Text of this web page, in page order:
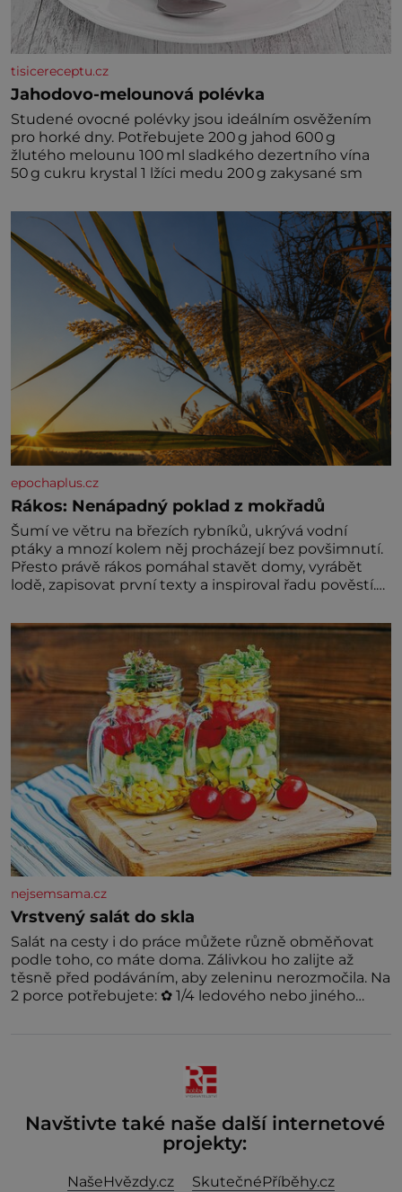
tisicereceptu.cz
Jahodovo-melounová polévka
Studené ovocné polévky jsou ideálním osvěžením
pro horké dny. Potřebujete 200 g jahod 600 g
žlutého melounu 100 ml sladkého dezertního vína
50 g cukru krystal 1 lžíci medu 200 g zakysané sm
epochaplus.cz
Rákos: Nenápadný poklad z mokřadů
Šumí ve větru na březích rybníků, ukrývá vodní
ptáky a mnozí kolem něj procházejí bez povšimnutí.
Přesto právě rákos pomáhal stavět domy, vyrábět
lodě, zapisovat první texty a inspiroval řadu pověstí.
už tisíce let. Většina lidí vnímá rákos jen jako
obyčejnou kulisu letního koupání. Stačí se však
podívat
nejsemsama.cz
Vrstvený salát do skla
Salát na cesty i do práce můžete různě obměňovat
podle toho, co máte doma. Zálivkou ho zalijte až
těsně před podáváním, aby zeleninu nerozmočila. Na
2 porce potřebujete: ✿ 1/4 ledového nebo jiného
Navštivte také naše další internetové
projekty:
NašeHvězdy.cz
SkutečnéPříběhy.cz